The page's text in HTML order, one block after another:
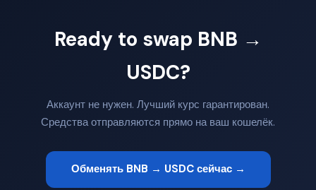
Ready to swap BNB →
USDC?
Аккаунт не нужен. Лучший курс гарантирован.
Средства отправляются прямо на ваш кошелёк.
Обменять BNB → USDC сейчас →